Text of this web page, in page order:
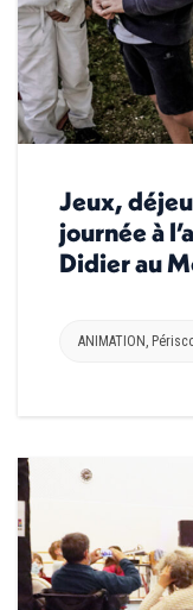
Jeux,
journée à
Didier au
ANIMATION